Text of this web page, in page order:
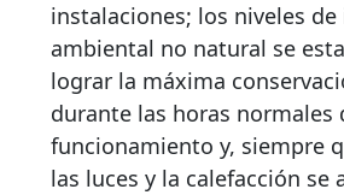
instalaciones; los niveles
ambiental no natural se
lograr la máxima
durante las horas normales
funcionamiento y, siempre
las luces y la calefacción se